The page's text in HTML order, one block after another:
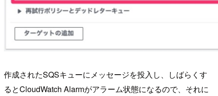
作成されたSQSキューにメッセージを投入し、しばらくす
るとCloudWatch Alarmがアラーム状態になるので、それに